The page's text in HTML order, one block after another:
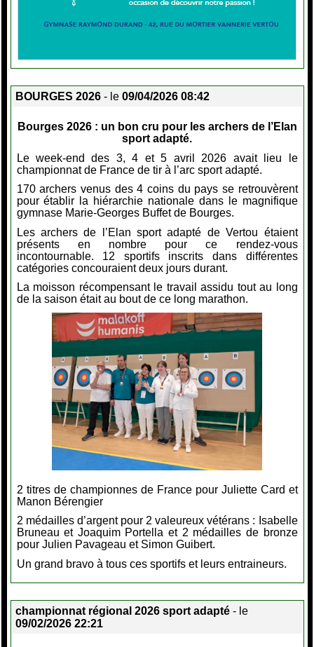
BOURGES 2026 - le 09/04/2026 08:42
Bourges 2026 : un bon cru pour les archers de l’Elan
sport adapté.
Le week-end des 3, 4 et 5 avril 2026 avait lieu le
championnat de France de tir à l’arc sport adapté.
170 archers venus des 4 coins du pays se retrouvèrent
pour établir la hiérarchie nationale dans le magnifique
gymnase Marie-Georges Buffet de Bourges.
Les archers de l’Elan sport adapté de Vertou étaient
présents en nombre pour ce rendez-vous
incontournable. 12 sportifs inscrits dans différentes
catégories concouraient deux jours durant.
La moisson récompensant le travail assidu tout au long
de la saison était au bout de ce long marathon.
2 titres de championnes de France pour Juliette Card et
Manon Bérengier
2 médailles d’argent pour 2 valeureux vétérans : Isabelle
Bruneau et Joaquim Portella et 2 médailles de bronze
pour Julien Pavageau et Simon Guibert.
Un grand bravo à tous ces sportifs et leurs entraineurs.
championnat régional 2026 sport adapté - le
09/02/2026 22:21